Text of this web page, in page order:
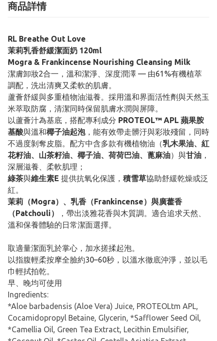
商品詳情
RL Breathe Out Love
茉莉乳香舒緩潔面奶 120ml
Mogra & Frankincense Nourishing Cleansing Milk
潔膚卸妝2合一，溫和潔淨、深度潤澤 — 由61%有機植萃
調配，洗出清爽又柔軟的肌膚。
蘆薈舒緩與多重植物油滋養。採用溫和界面活性劑與天然玉
米萃取防腐，清潔同時保留肌膚水潤與屏障。
以蘆薈汁為基底，搭配專利成分 PROTEOL™ APL 蘋果胺
基酸與溫和椰子油起泡，能有效帶走髒汙與彩妝殘留，同時
不過度剝奪皮脂。配方中含多款有機植物油（乳木果油、紅
花籽油、山茶籽油、椰子油、荷荷巴油、蓖麻油）與甘油 ，
深層滋養、柔軟肌理；
綠茶與維生素E 提供抗氧化保護， 積雪草協助舒緩乾燥或泛
紅。
茉莉（Mogra）、乳香（Frankincense）與廣藿香
（Patchouli）
，帶出淡雅花香與木質調。適合追求天然、
溫和保養體驗的日常潔面選擇。
取適量潔面乳於掌心，加水搓揉起泡。
以指腹輕柔按摩全臉約30–60秒，以溫水徹底沖淨，並以毛
巾輕拭拍乾。
早、晚均可使用
Ingredients:
*Aloe barbadensis (Aloe Vera) Juice, PROTEOLtm APL,
Cocamidopropyl Betaine, Glycerin, *Safflower Seed Oil,
*Camellia Oil, Green Tea Extract, Lecithin Emulsifier,